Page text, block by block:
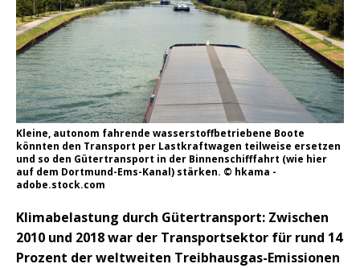
Kleine, autonom fahrende wasserstoffbetriebene Boote
könnten den Transport per Lastkraftwagen teilweise ersetzen
und so den Gütertransport in der Binnenschifffahrt (wie hier
auf dem Dortmund-Ems-Kanal) stärken. © hkama -
adobe.stock.com
Klimabelastung durch Gütertransport: Zwischen
2010 und 2018 war der Transportsektor für rund 14
Prozent der weltweiten Treibhausgas-Emissionen